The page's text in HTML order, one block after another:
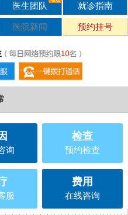
医生团队 就诊指南
医院新闻 预约挂号
询
检查
预约检查
服
费用
在线咨询